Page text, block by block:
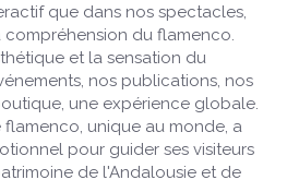
que dans nos spectacles,
du flamenco.
et la sensation du
nos publications, nos
une expérience globale.
flamenco, unique au monde, a
pour guider ses visiteurs
de l'Andalousie et de